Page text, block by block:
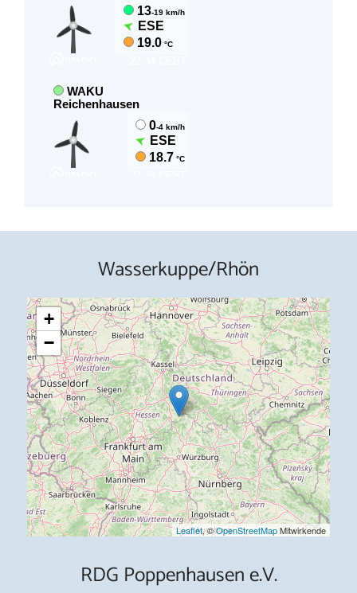
Wasserkuppe/Rhön
+
−
Leaflet, ©OpenStreetMapMitwirkende
RDG Poppenhausen e.V.